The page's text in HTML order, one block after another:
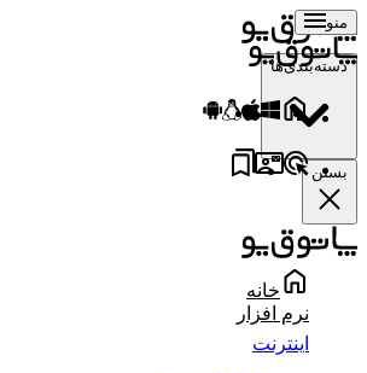
منو
دسته‌بندی‌ها
بستن
خانه
نرم افزار
اینترنت